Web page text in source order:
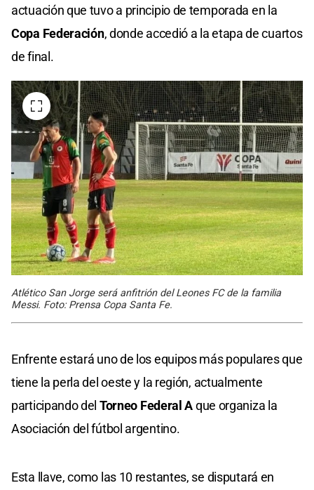
actuación que tuvo a principio de temporada en la
Copa Federación, donde accedió a la etapa de cuartos
de final.
Atlético San Jorge será anfitrión del Leones FC de la familia
Messi. Foto: Prensa Copa Santa Fe.
Enfrente estará uno de los equipos más populares que
tiene la perla del oeste y la región, actualmente
participando del Torneo Federal Aque organiza la
Asociación del fútbol argentino.
Esta llave, como las 10 restantes, se disputará en